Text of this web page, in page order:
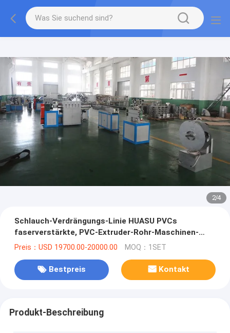
2/4
Schlauch-Verdrängungs-Linie HUASU PVCs
faserverstärkte, PVC-Extruder-Rohr-Maschinen-
Linie
Preis：USD 19700.00-20000.00 MOQ：1SET
Bestpreis Kontakt
Produkt-Beschreibung